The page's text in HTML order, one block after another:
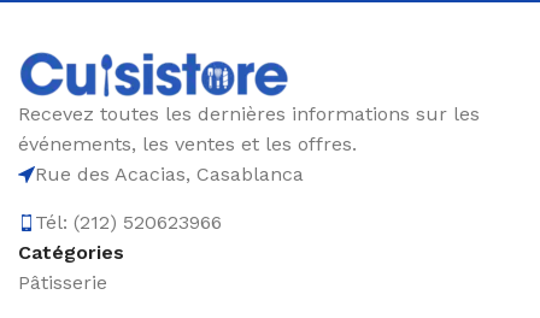
Recevez toutes les dernières informations sur les
événements, les ventes et les offres.
Rue des Acacias, Casablanca
Tél: (212) 520623966
Catégories
Pâtisserie